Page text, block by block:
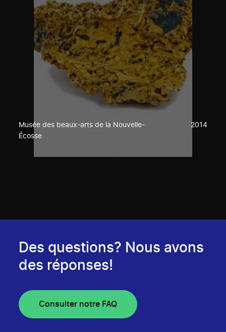
Musée des beaux-arts de la Nouvelle-
Écosse
2014
Des questions? Nous avons
des réponses!
Consulter notre FAQ